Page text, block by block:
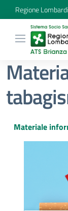
Regione
Materiale